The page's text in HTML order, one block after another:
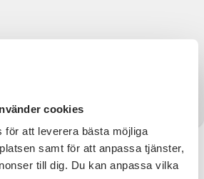
cookies
för att leverera bästa möjliga
samt för att anpassa tjänster,
till dig. Du kan anpassa vilka